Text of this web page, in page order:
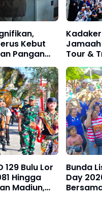
Kebut
Pangan
Tahun
Jamaah
Tour &
129 Bulu Lor
Hingga
Madiun,
Bunda
Day